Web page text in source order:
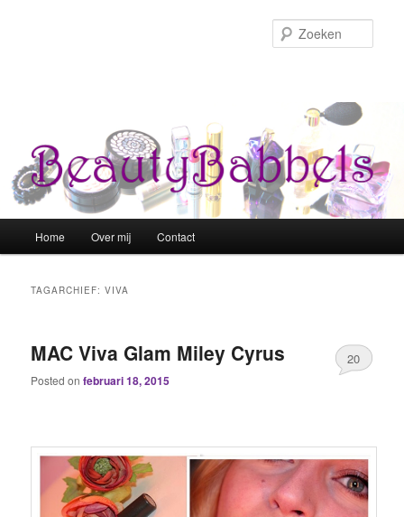
Spring naar de primaire inhoud
Spring naar de secundaire inhoud
Home Over mij Contact
TAGARCHIEF:VIVA
MAC Viva Glam Miley Cyrus
Posted onfebruari 18, 2015
20